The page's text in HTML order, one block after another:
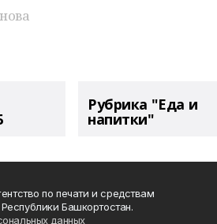
Рубрика "Еда и
напитки"
по печати и средствам
Башкортостан.
данных